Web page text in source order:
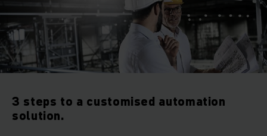
3 steps to a customised automation
solution.